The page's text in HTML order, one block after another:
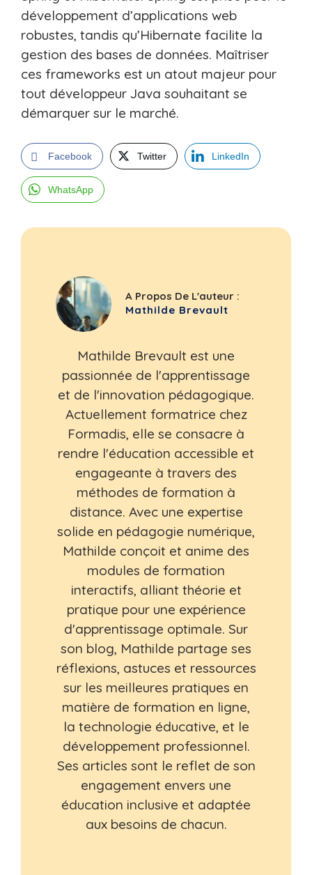
développement d’applications web
robustes, tandis qu’Hibernate facilite la
gestion des bases de données. Maîtriser
ces frameworks est un atout majeur pour
tout développeur Java souhaitant se
démarquer sur le marché.
Facebook Twitter LinkedIn
WhatsApp
A Propos De L'auteur :
Mathilde Brevault
Mathilde Brevault est une
passionnée de l'apprentissage
et de l'innovation pédagogique.
Actuellement formatrice chez
Formadis, elle se consacre à
rendre l'éducation accessible et
engageante à travers des
méthodes de formation à
distance. Avec une expertise
solide en pédagogie numérique,
Mathilde conçoit et anime des
modules de formation
interactifs, alliant théorie et
pratique pour une expérience
d'apprentissage optimale. Sur
son blog, Mathilde partage ses
réflexions, astuces et ressources
sur les meilleures pratiques en
matière de formation en ligne,
la technologie éducative, et le
développement professionnel.
Ses articles sont le reflet de son
engagement envers une
éducation inclusive et adaptée
aux besoins de chacun.